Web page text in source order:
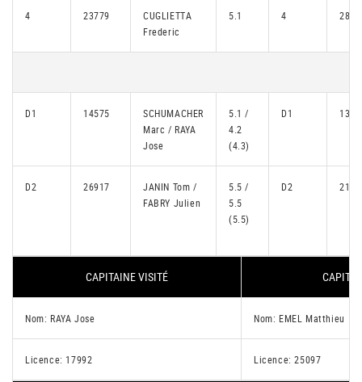
4 23779
CUGLIETTA
Frederic
5.1 4
D1 14575
SCHUMACHER
Marc / RAYA
Jose
5.1 /
4.2
(4.3)
D1
D2 26917
JANIN Tom /
FABRY Julien
5.5 /
5.5
(5.5)
D2
CAPITAINE VISITÉ
Nom: RAYA Jose Nom: EMEL Matthieu
Licence: 17992 Licence: 25097